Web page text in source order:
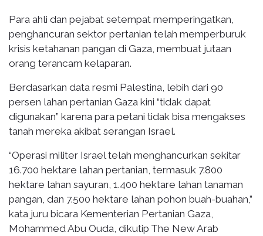
Para ahli dan pejabat setempat memperingatkan,
penghancuran sektor pertanian telah memperburuk
krisis ketahanan pangan di Gaza, membuat jutaan
orang terancam kelaparan.
Berdasarkan data resmi Palestina, lebih dari 90
persen lahan pertanian Gaza kini “tidak dapat
digunakan” karena para petani tidak bisa mengakses
tanah mereka akibat serangan Israel.
“Operasi militer Israel telah menghancurkan sekitar
16.700 hektare lahan pertanian, termasuk 7.800
hektare lahan sayuran, 1.400 hektare lahan tanaman
pangan, dan 7.500 hektare lahan pohon buah-buahan,”
kata juru bicara Kementerian Pertanian Gaza,
Mohammed Abu Ouda, dikutip The New Arab